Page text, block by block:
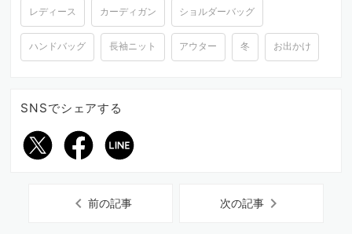
レディース カーディガン ショルダーバッグ
ハンドバッグ 長袖ニット アウター 冬 お出かけ
SNSでシェアする
chevron_left前の記事 次の記事chevron_right